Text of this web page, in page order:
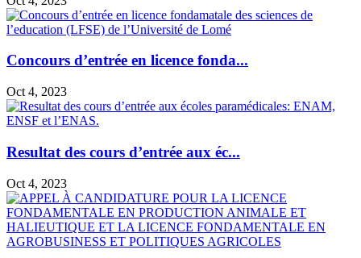
Concours d’entrée en licence fonda...
Oct 4, 2023
Resultat des cours d’entrée aux éc...
Oct 4, 2023